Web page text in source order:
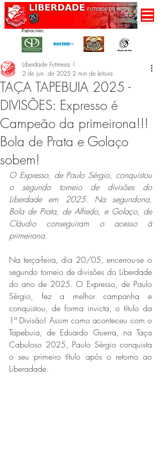
Patrocínio:
TAÇA TAPEBUIA 2025 -
DIVISÕES: Expresso é
Campeão da primeirona!!!
Bola de Prata e Golaço
sobem!
Liberdade Futmesa 1
2 de jun. de 2025 2 min de leitura
O Expresso, de Paulo Sérgio, conquistou
o segundo torneio de divisões do
Liberdade em 2025. Na segundona,
Bola de Prata, de Alfredo, e Golaço, de
Cláudio conseguiram o acesso à
primeirona.
Na terça-feira, dia 20/05, encerrou-se o
segundo torneio de divisões do Liberdade
do ano de 2025. O Expresso, de Paulo
Sérgio, fez a melhor campanha e
conquistou, de forma invicta, o título da
1ª Divisão! Assim como aconteceu com o
Tapebuia, de Eduardo Guerra, na Taça
Cabuloso 2025, Paulo Sérgio conquista
o seu primeiro título após o retorno ao
Liberadade.